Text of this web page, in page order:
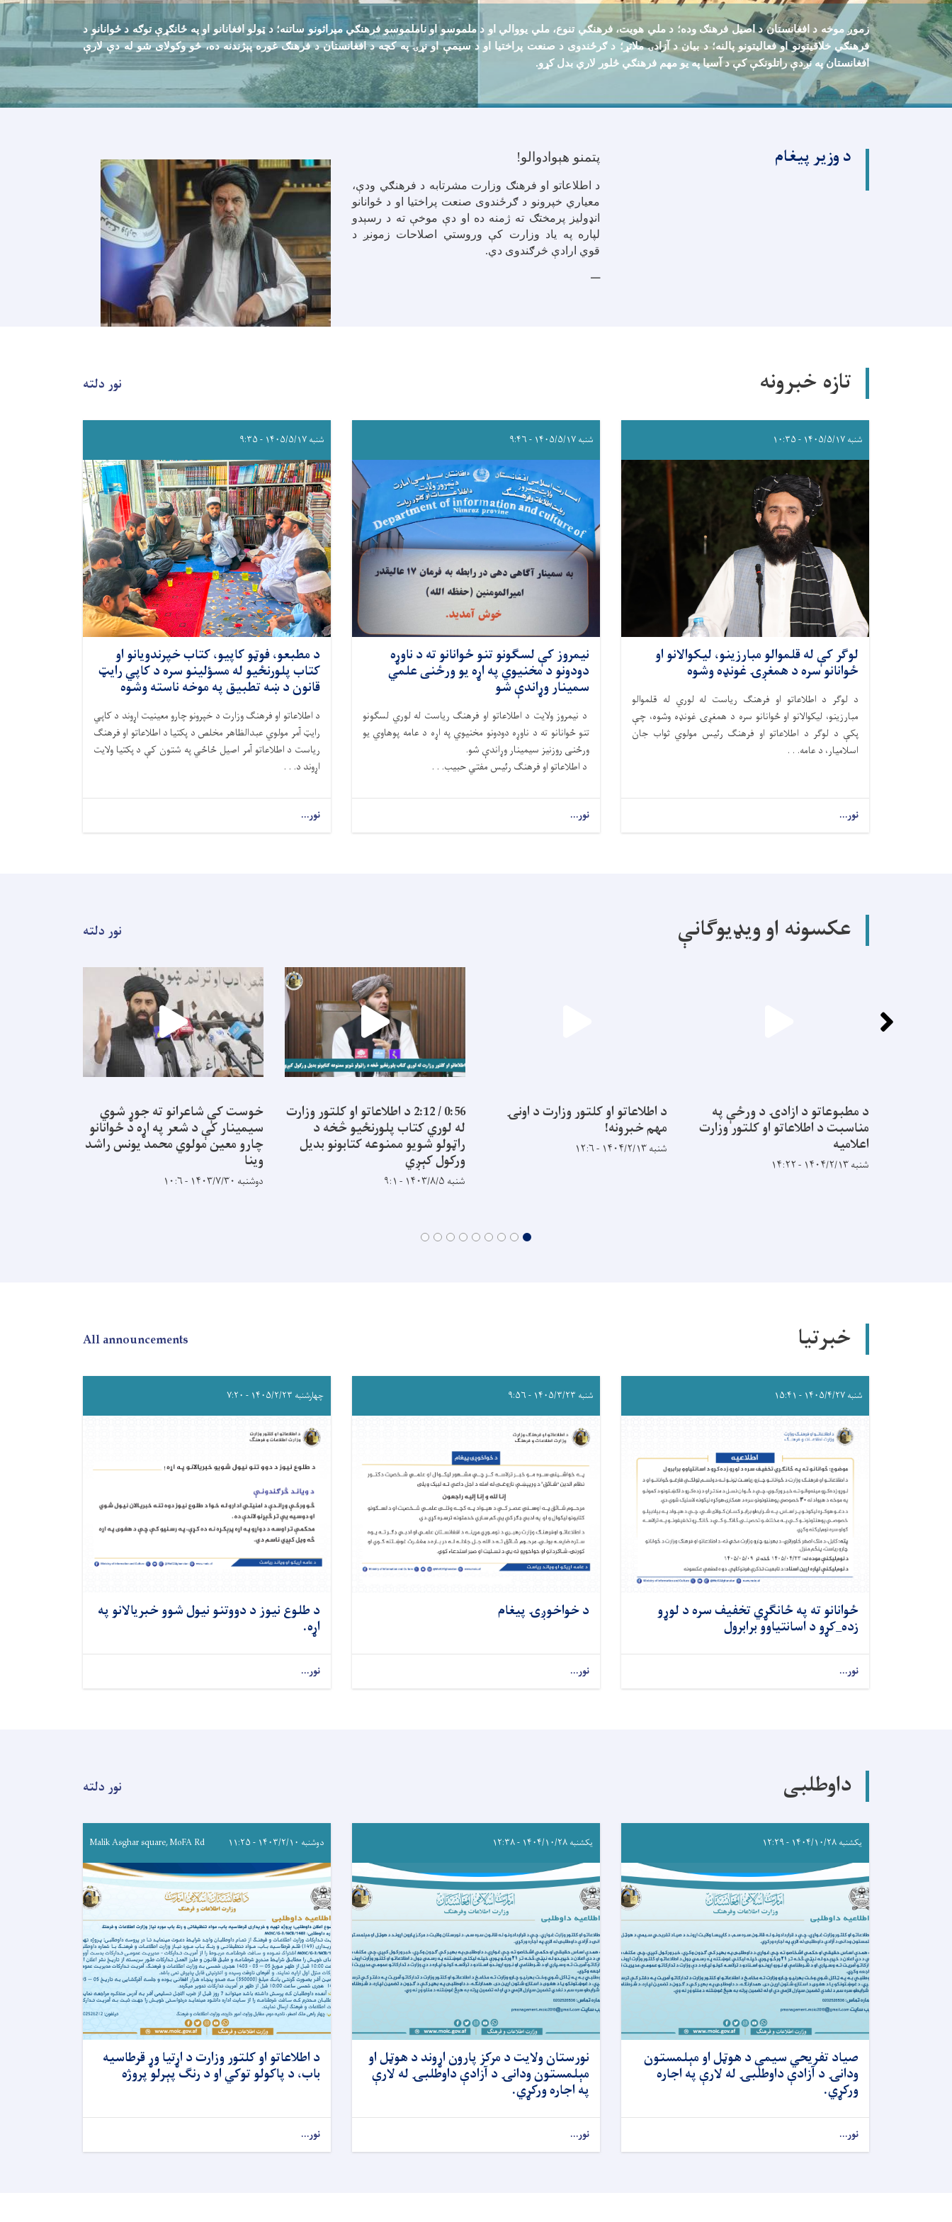
زموږ موخه د افغانستان د اصيل فرهنګ وده؛ د ملي هويت، فرهنګي تنوع، ملي يووالي او د ملموسو او ناملموسو فرهنګي ميراثونو ساتنه؛ د ټولو افغانانو او په ځانګړې توګه د ځوانانو د
فرهنګي خلاقيتونو او فعاليتونو پالنه؛ د بيان د آزادۍ ملاتړ؛ د ګرځندوی د صنعت پراختيا او د سيمې او نړۍ په کچه د افغانستان د فرهنګ غوره پېژندنه ده، څو وکولای شو له دې لارې
افغانستان په نږدې راتلونکې کې د آسيا په يو مهم فرهنګي څلور لاري بدل کړو.
د وزیر پیغام پتمنو هېوادوالو!
د اطلاعاتو او فرهنګ وزارت مشرتابه د فرهنګي ودې،
معیاري خپرونو د ګرځندوی صنعت پراختیا او د ځوانانو
انډولیز پرمختګ ته ژمنه ده او دې موخې ته د رسېدو
لپاره په یاد وزارت کې وروستي اصلاحات زمونږ د
قوي ارادې څرګندوی دي.
تازه خبرونه نور دلته
شنبه ۱۴۰۵/۵/۱۷ - ۱۰:۳۵
لوګر کې له قلموالو مبارزینو، لیکوالانو او
ځوانانو سره د همغږۍ غونډه وشوه
د لوګر د اطلاعاتو او فرهنګ ریاست له لوري له قلموالو
مبارزینو، لیکوالانو او ځوانانو سره د همغږۍ غونډه وشوه، چې
پکې د لوګر د اطلاعاتو او فرهنګ رئیس مولوي ثواب جان
اسلامیار، د عامه. . .
نور...
شنبه ۱۴۰۵/۵/۱۷ - ۹:۴۶
نیمروز کې لسګونو تنو ځوانانو ته د ناوړه
دودونو د مخنیوي په اړه یو ورځنی علمي
سمینار وړاندې شو
د نیمروز ولایت د اطلاعاتو او فرهنگ ریاست له لوري لسګونو
تنو ځوانانو ته د ناوړه دودونو مخنیوي په اړه د عامه پوهاوي يو
ورځنی روزنیز سیمینار وړاندې شو.
د اطلاعاتو او فرهنګ رئیس مفتي حبیب. . .
نور...
شنبه ۱۴۰۵/۵/۱۷ - ۹:۳۵
د مطبعو، فوټو کاپيو، کتاب خپرندویانو او
کتاب پلورنځیو له مسؤلینو سره د کاپي رايټ
قانون د ښه تطبیق په موخه ناسته وشوه
د اطلاعاتو او فرهنګ وزارت د خپرونو چارو معینیت اړوند د کاپي
رايټ آمر مولوي عبدالظاهر مخلص د پکتیا د اطلاعاتو او فرهنګ
ریاست د اطلاعاتو آمر اصیل ځاځي په شتون کې د پکتیا ولایت
اړوند د. . .
نور...
عکسونه او ویډیوګانې نور دلته
د مطبوعاتو د ازادۍ د ورځې په
مناسبت د اطلاعاتو او کلتور وزارت
اعلاميه
شنبه ۱۴۰۴/۲/۱۳ - ۱۴:۲۲
د اطلاعاتو او کلتور وزارت د اونۍ
مهم خبرونه!
شنبه ۱۴۰۴/۲/۱۳ - ۱۲:۶
0:56 / 2:12 د اطلاعاتو او کلتور وزارت
له لوري کتاب پلورنځیو څخه د
راټولو شویو ممنوعه کتابونو بدیل
ورکول کېږي
شنبه ۱۴۰۳/۸/۵ - ۹:۱
خوست کې شاعرانو ته جوړ شوي
سیمینار کې د شعر په اړه د ځوانانو
چارو معین مولوي محمد یونس راشد
وینا
دوشنبه ۱۴۰۳/۷/۳۰ - ۱۰:۶
خبرتیا All announcements
شنبه ۱۴۰۵/۴/۲۷ - ۱۵:۴۱
ځوانانو ته په ځانګړي تخفیف سره د لوړو
زده_کړو د اسانتیاوو برابرول
نور...
شنبه ۱۴۰۵/۳/۲۳ - ۹:۵۶
د خواخوږۍ پيغام
نور...
چهارشنبه ۱۴۰۵/۲/۲۳ - ۷:۲۰
د طلوع نیوز د دووتنو نیول شوو خبریالانو په
اړه.
نور...
داوطلبی نور دلته
یکشنبه ۱۴۰۴/۱۰/۲۸ - ۱۲:۲۹
صیاد تفریحي سيمې د هوټل او مېلمستون
ودانۍ د آزادې داوطلبۍ له لارې په اجاره
ورکړي.
نور...
یکشنبه ۱۴۰۴/۱۰/۲۸ - ۱۲:۳۸
نورستان ولایت د مرکز پارون اړوند د هوټل او
مېلمستون ودانۍ د آزادې داوطلبۍ له لارې
په اجاره ورکړي.
نور...
دوشنبه ۱۴۰۳/۲/۱۰ - ۱۱:۲۵ Malik Asghar square, MoFA Rd
د اطلاعاتو او کلتور وزارت د اړتیا وړ قرطاسیه
باب، د پاکولو توکي او د رنګ پېرلو پروژه
نور...